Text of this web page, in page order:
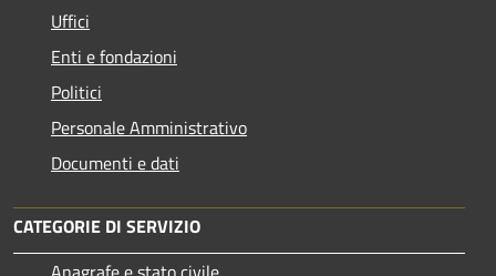
Uffici
Enti e fondazioni
Politici
Personale Amministrativo
Documenti e dati
CATEGORIE DI SERVIZIO